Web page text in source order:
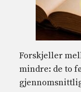
Forskjeller
mindre: de to